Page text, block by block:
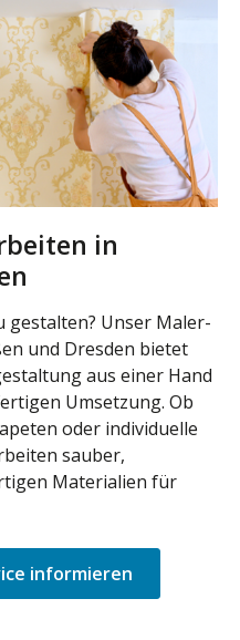
in
gestalten? Unser Maler-
und Dresden bietet
aus einer Hand
Umsetzung. Ob
oder individuelle
sauber,
Materialien für
informieren